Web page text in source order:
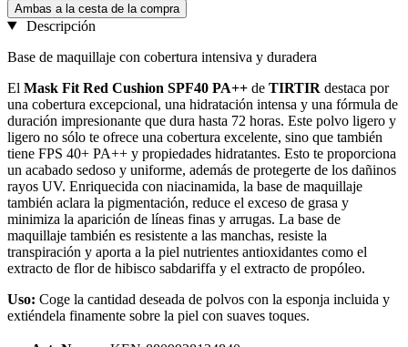
Ambas a la cesta de la compra
Descripción
Base de maquillaje con cobertura intensiva y duradera
El Mask Fit Red Cushion SPF40 PA++ de TIRTIR destaca por
una cobertura excepcional, una hidratación intensa y una fórmula de
duración impresionante que dura hasta 72 horas. Este polvo ligero y
ligero no sólo te ofrece una cobertura excelente, sino que también
tiene FPS 40+ PA++ y propiedades hidratantes. Esto te proporciona
un acabado sedoso y uniforme, además de protegerte de los dañinos
rayos UV. Enriquecida con niacinamida, la base de maquillaje
también aclara la pigmentación, reduce el exceso de grasa y
minimiza la aparición de líneas finas y arrugas. La base de
maquillaje también es resistente a las manchas, resiste la
transpiración y aporta a la piel nutrientes antioxidantes como el
extracto de flor de hibisco sabdariffa y el extracto de propóleo.
Uso: Coge la cantidad deseada de polvos con la esponja incluida y
extiéndela finamente sobre la piel con suaves toques.